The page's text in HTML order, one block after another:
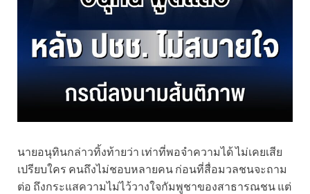
นายอนุทินกล่าวทิ้งท้ายว่า เท่าที่พอจำความได้ ไม่เคยเสีย
เปรียบใคร คนถึงไม่ชอบหลายคน ก่อนที่สื่อมวลชนจะถาม
ต่อ ถึงกระแสความไม่ไว้วางใจกัมพูชาของสาธารณชน แต่